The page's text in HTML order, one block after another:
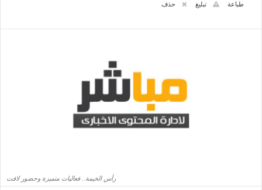
طباعة
تبليغ حذف
رأس الخيمة.. فعاليات متميزة وحضور لافت